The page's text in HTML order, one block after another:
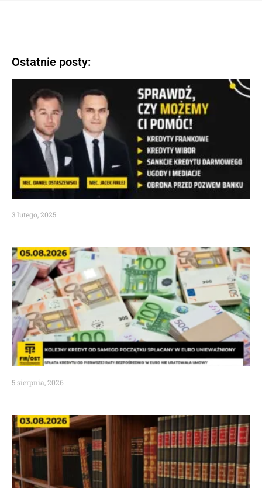
Ostatnie posty:
3 lutego, 2025
5 sierpnia, 2026